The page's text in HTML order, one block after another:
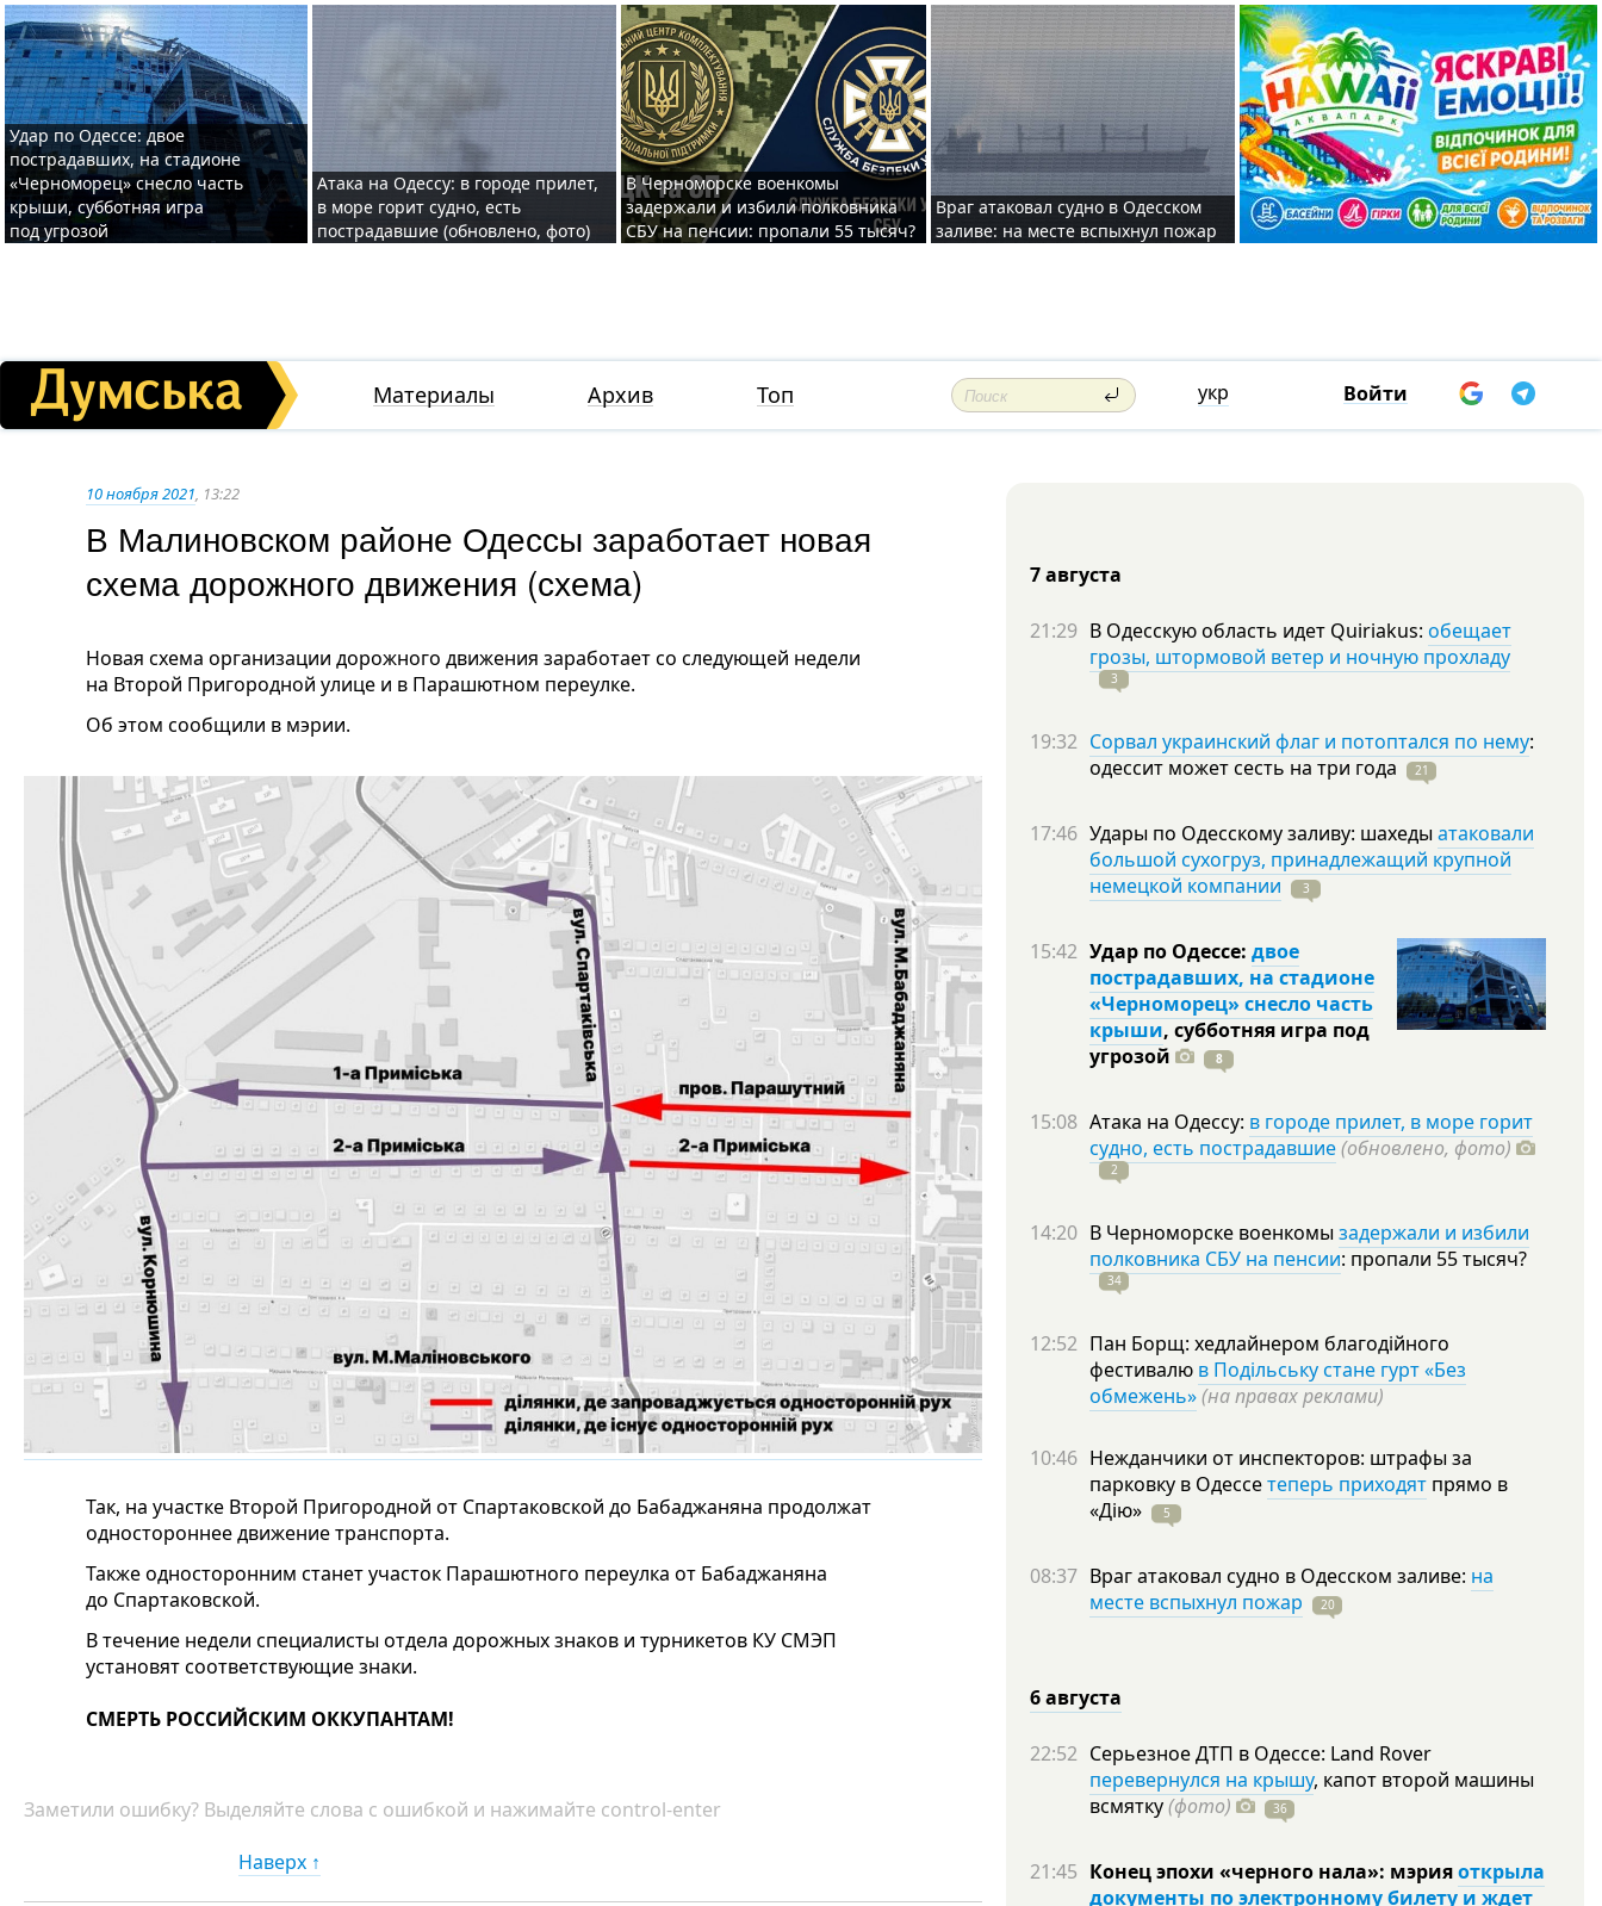
Удар по Одессе: двое
пострадавших, на стадионе
«Черноморец» снесло часть
крыши, субботняя игра
под угрозой
Атака на Одессу: в городе прилет,
в море горит судно, есть
пострадавшие (обновлено, фото)
В Черноморске военкомы
задержали и избили полковника
СБУ на пенсии: пропали 55 тысяч?
Враг атаковал судно в Одесском
заливе: на месте вспыхнул пожар
Материалы Архив Топ укр Войти
10 ноября 2021, 13:22
В Малиновском районе Одессы заработает новая
схема дорожного движения (схема)
Новая схема организации дорожного движения заработает со следующей недели
на Второй Пригородной улице и в Парашютном переулке.
Об этом сообщили в мэрии.
Так, на участке Второй Пригородной от Спартаковской до Бабаджаняна продолжат
одностороннее движение транспорта.
Также односторонним станет участок Парашютного переулка от Бабаджаняна
до Спартаковской.
В течение недели специалисты отдела дорожных знаков и турникетов КУ СМЭП
установят соответствующие знаки.
СМЕРТЬ РОССИЙСКИМ ОККУПАНТАМ!
Заметили ошибку? Выделяйте слова с ошибкой и нажимайте control-enter
Наверх ↑
7 августа
21:29 В Одесскую область идет Quiriakus: обещает
грозы, штормовой ветер и ночную прохладу
3
19:32 Сорвал украинский флаг и потоптался по нему:
одессит может сесть на три года 21
17:46 Удары по Одесскому заливу: шахеды атаковали
большой сухогруз, принадлежащий крупной
немецкой компании
3
15:42 Удар по Одессе: двое
пострадавших, на стадионе
«Черноморец» снесло часть
крыши, субботняя игра под
угрозой
8
15:08 Атака на Одессу: в городе прилет, в море горит
судно, есть пострадавшие(обновлено, фото)
2
14:20 В Черноморске военкомы задержали и избили
полковника СБУ на пенсии: пропали 55тысяч?
34
12:52 Пан Борщ: хедлайнером благодійного
фестивалю в Подільську стане гурт «Без
обмежень»(на правах реклами)
10:46 Нежданчики от инспекторов: штрафы за
парковку в Одессетеперь приходят прямо в
«Дію»
5
08:37 Враг атаковал судно в Одесском заливе: на
месте вспыхнул пожар
20
6 августа
22:52 Серьезное ДТП в Одессе: Land Rover
перевернулся на крышу, капот второй машины
всмятку(фото) 36
21:45 Конец эпохи «черного нала»: мэрияоткрыла
документы по электронному билету и ждет